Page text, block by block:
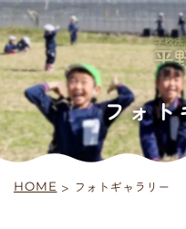
園についてフォト
HOME > フォトギャラリー